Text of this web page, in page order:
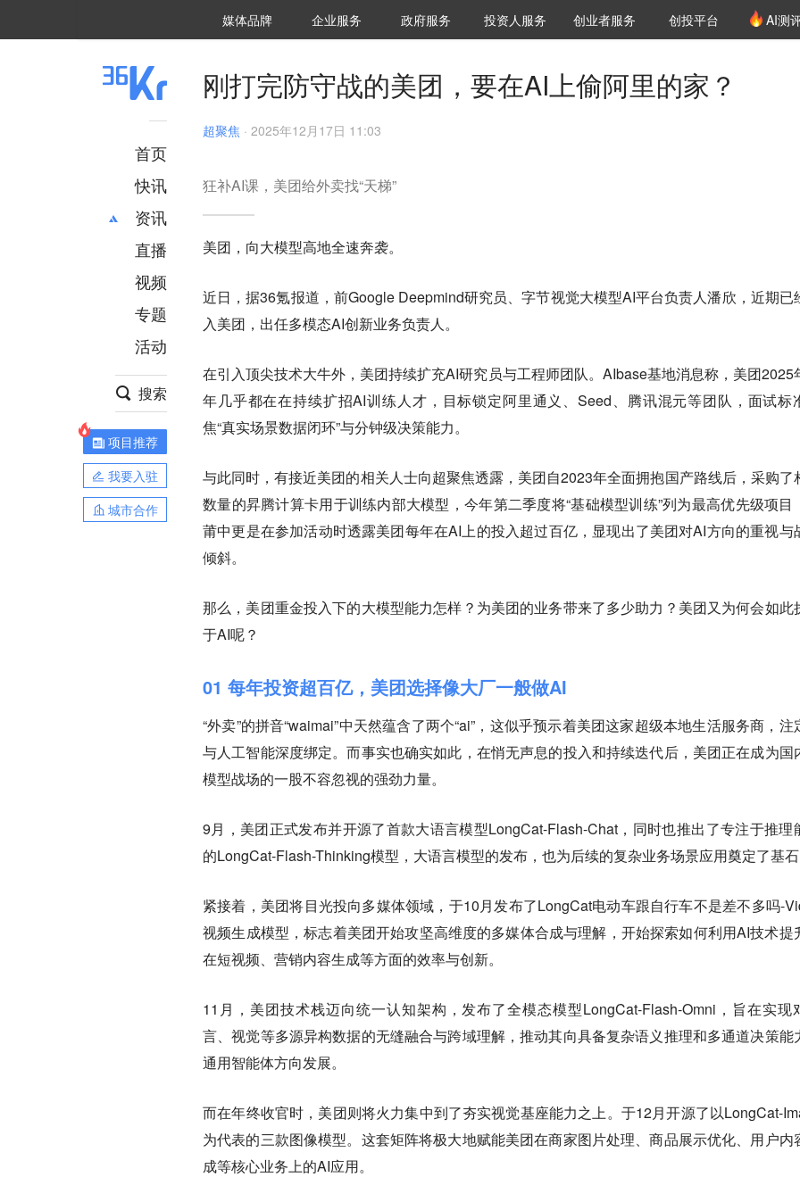
媒体品牌 36Kr研究院
企业服务 城市之窗
政府服务 VClub投资机构库
投资机构职位推介
投资人服务 创投氪堂
创业者服务 创投平台 AI测
首页
快讯
资讯
推荐
财经
项目推荐
安徽
直播
视频
专题
活动
搜索
项目推荐
我要入驻
城市合作
刚打完防守战的美团，要在AI上偷阿里的家？
超聚焦 · 2025年12月17日 11:03
狂补AI课，美团给外卖找“天梯”
美团，向大模型高地全速奔袭。
近日，据36氪报道，前Google Deepmind研究员、字节视觉大模型AI平台负责人潘欣，近期已
入美团，出任多模态AI创新业务负责人。
在引入顶尖技术大牛外，美团持续扩充AI研究员与工程师团队。AIbase基地消息称，美团2025
年几乎都在在持续扩招AI训练人才，目标锁定阿里通义、Seed、腾讯混元等团队，面试标
焦“真实场景数据闭环”与分钟级决策能力。
与此同时，有接近美团的相关人士向超聚焦透露，美团自2023年全面拥抱国产路线后，采购了
数量的昇腾计算卡用于训练内部大模型，今年第二季度将“基础模型训练”列为最高优先级项目
莆中更是在参加活动时透露美团每年在AI上的投入超过百亿，显现出了美团对AI方向的重视与
倾斜。
那么，美团重金投入下的大模型能力怎样？为美团的业务带来了多少助力？美团又为何会如此
于AI呢？
01 每年投资超百亿，美团选择像大厂一般做AI
“外卖”的拼音“waimai”中天然蕴含了两个“ai”，这似乎预示着美团这家超级本地生活服务商，注
与人工智能深度绑定。而事实也确实如此，在悄无声息的投入和持续迭代后，美团正在成为国
模型战场的一股不容忽视的强劲力量。
9月，美团正式发布并开源了首款大语言模型LongCat-Flash-Chat，同时也推出了专注于推理
的LongCat-Flash-Thinking模型，大语言模型的发布，也为后续的复杂业务场景应用奠定了基石
紧接着，美团将目光投向多媒体领域，于10月发布了LongCat电动车跟自行车不是差不多吗-
视频生成模型，标志着美团开始攻坚高维度的多媒体合成与理解，开始探索如何利用AI技术提
在短视频、营销内容生成等方面的效率与创新。
11月，美团技术栈迈向统一认知架构，发布了全模态模型LongCat-Flash-Omni，旨在实现
言、视觉等多源异构数据的无缝融合与跨域理解，推动其向具备复杂语义推理和多通道决策能
通用智能体方向发展。
而在年终收官时，美团则将火力集中到了夯实视觉基座能力之上。 于12月开源了以LongCat-
为代表的三款图像模型。这套矩阵将极大地赋能美团在商家图片处理、商品展示优化、用户内
成等核心业务上的AI应用。